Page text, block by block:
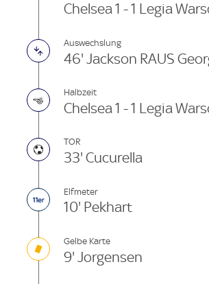
Chelsea 1 - 1 Legia
Auswechslung
46' Jackson RAUS
Halbzeit
Chelsea 1 - 1 Legia
TOR
33' Cucurella
Elfmeter
10' Pekhart
Gelbe Karte
9' Jorgensen